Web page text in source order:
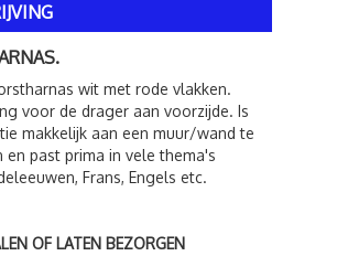
wit met rode vlakken.
voor de drager aan voorzijde. Is
makkelijk aan een muur/wand te
en past prima in vele thema's
Frans, Engels etc.
OF LATEN BEZORGEN